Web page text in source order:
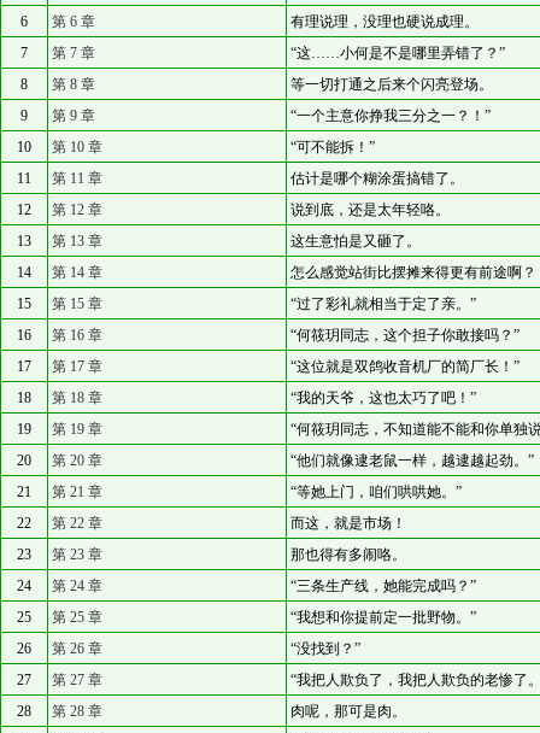
6
第 6 章
有理说理，没理也硬说成理。
7
第 7 章
“这……小何是不是哪里弄错了？”
8
第 8 章
等一切打通之后来个闪亮登场。
9
第 9 章
“一个主意你挣我三分之一？！”
10
第 10 章
“可不能拆！”
11
第 11 章
估计是哪个糊涂蛋搞错了。
12
第 12 章
说到底，还是太年轻咯。
13
第 13 章
这生意怕是又砸了。
14
第 14 章
怎么感觉站街比摆摊来得更有前途啊？
15
第 15 章
“过了彩礼就相当于定了亲。”
16
第 16 章
“何筱玥同志，这个担子你敢接吗？”
17
第 17 章
“这位就是双鸽收音机厂的简厂长！”
18
第 18 章
“我的天爷，这也太巧了吧！”
19
第 19 章
“何筱玥同志，不知道能不能和你单独
20
第 20 章
“他们就像逮老鼠一样，越逮越起劲。”
21
第 21 章
“等她上门，咱们哄哄她。”
22
第 22 章
而这，就是市场！
23
第 23 章
那也得有多闹咯。
24
第 24 章
“三条生产线，她能完成吗？”
25
第 25 章
“我想和你提前定一批野物。”
26
第 26 章
“没找到？”
27
第 27 章
“我把人欺负了，我把人欺负的老惨了
28
第 28 章
肉呢，那可是肉。